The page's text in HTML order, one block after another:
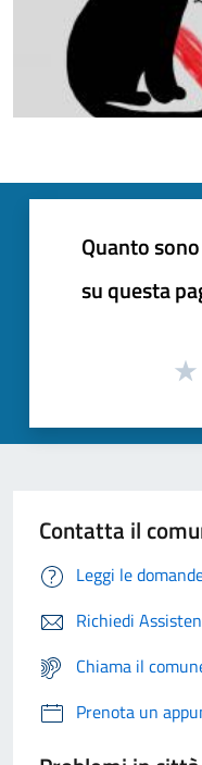
Quanto
su questa
Contatta il
Leggi le
Richiedi
Chiama il
Prenota un